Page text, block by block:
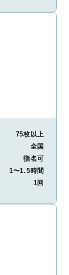
75枚以上
全国
指名可
1〜1.5時間
1回